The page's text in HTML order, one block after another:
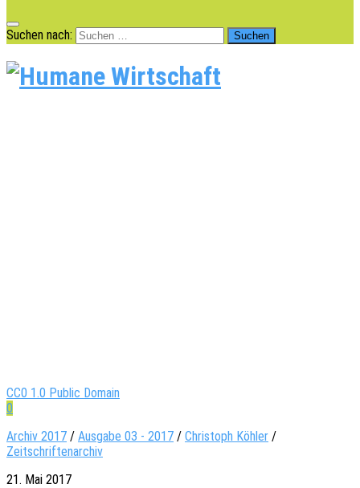
Suchen nach:
CC0 1.0 Public Domain
0
Archiv 2017 / Ausgabe 03 - 2017 / Christoph Köhler /
Zeitschriftenarchiv
21. Mai 2017